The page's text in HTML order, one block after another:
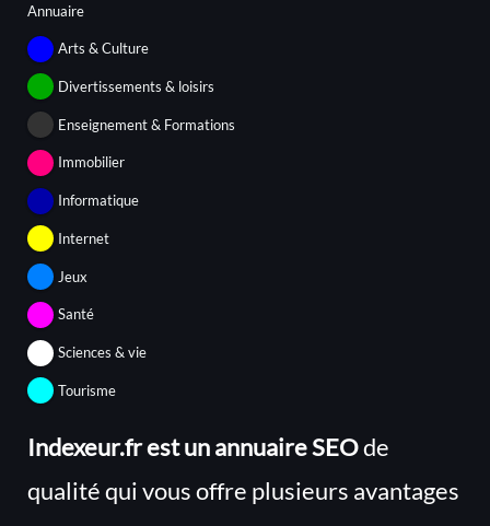
Annuaire
Arts & Culture
Divertissements & loisirs
Enseignement & Formations
Immobilier
Informatique
Internet
Jeux
Santé
Sciences & vie
Tourisme
Indexeur.fr est un annuaire SEOde
qualité qui vous offre plusieurs avantages